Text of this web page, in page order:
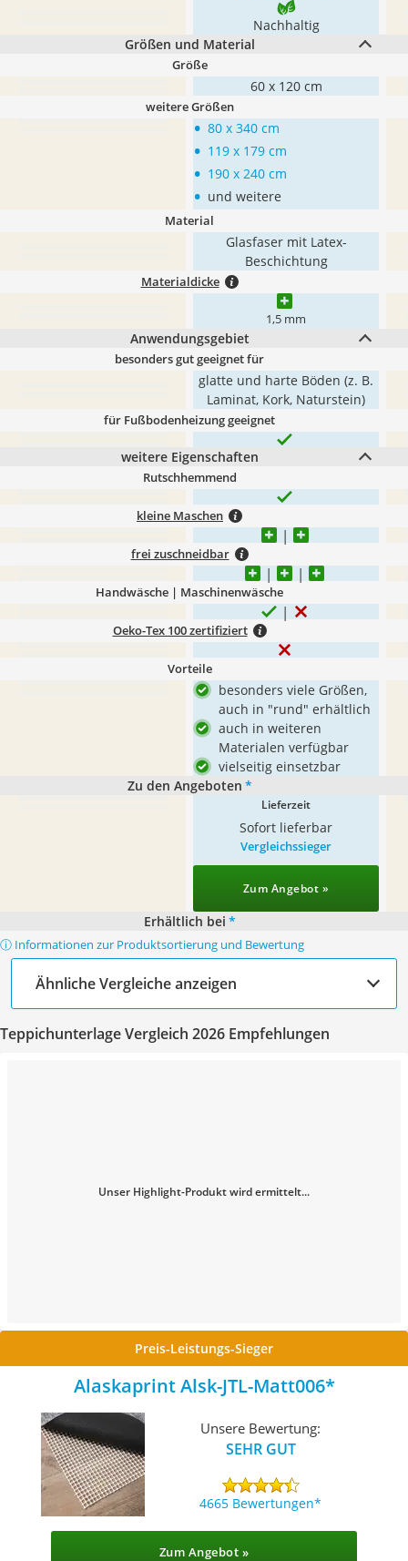
Nachhaltig
Größen und Material
Größe
60 x 120 cm
weitere Größen
• 80 x 340 cm
• 119 x 179 cm
• 190 x 240 cm
• und weitere
Material
Glasfaser mit Latex-
Beschichtung
Materialdicke
1,5 mm
Anwendungsgebiet
besonders gut geeignet für
glatte und harte Böden (z. B.
Laminat, Kork, Naturstein)
für Fußbodenheizung geeignet
weitere Eigenschaften
Rutschhemmend
kleine Maschen
frei zuschneidbar
Handwäsche | Maschinenwäsche
Oeko-Tex 100 zertifiziert
Vorteile
besonders viele Größen,
auch in "rund" erhältlich
auch in weiteren
Materialen verfügbar
vielseitig einsetzbar
Zu den Angeboten *
Lieferzeit
Sofort lieferbar
Vergleichssieger
Zum Angebot »
Erhältlich bei *
ⓘ Informationen zur Produktsortierung und Bewertung
Ähnliche Vergleiche anzeigen
Teppichunterlage Vergleich 2026 Empfehlungen
Unser Highlight-Produkt wird ermittelt...
Preis-Leistungs-Sieger
Alaskaprint Alsk-JTL-Matt006
Unsere Bewertung:
SEHR GUT
4665 Bewertungen
Zum Angebot »